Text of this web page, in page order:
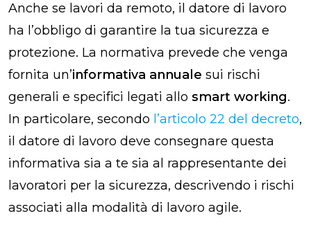
Anche se lavori da remoto, il datore di lavoro
ha l’obbligo di garantire la tua sicurezza e
protezione. La normativa prevede che venga
fornita un’informativa annuale sui rischi
generali e specifici legati allo smart working.
In particolare, secondo l’articolo 22 del decreto,
il datore di lavoro deve consegnare questa
informativa sia a te sia al rappresentante dei
lavoratori per la sicurezza, descrivendo i rischi
associati alla modalità di lavoro agile.